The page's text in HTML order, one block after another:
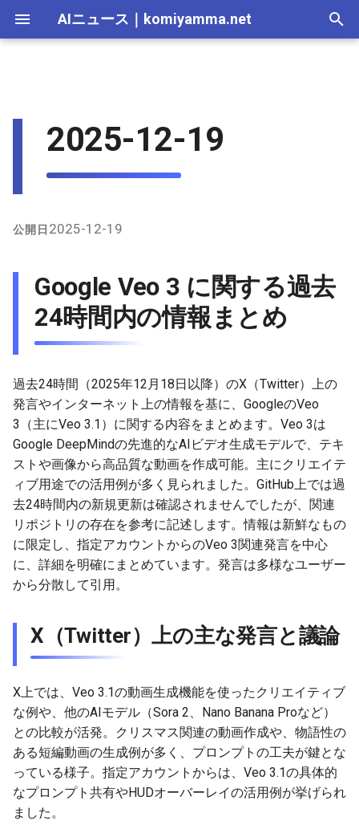
AIニュース komiyamma.net
a
l
s
e
r
h
2026-07-16
2026-07-12
2026-07-10
2026-07-09
2026-07-08
2026-07-07
2026-07-06
2026-07-04
2026-07-02
2026-07-01
2026-06-30
AI 総合｜2025年 2025-12-30
2025-12-26
2025-12-24
2025-12-23
2025-12-22
2025-12-21
2025-12-20
2025-12-18
2025-12-16
2025-12-15
2025-12-14
2026-07-16
2026-07-12
2026-07-10
2026-07-09
2026-07-08
2026-07-07
2026-07-06
2026-07-04
2026-07-02
2026-07-01
2026-06-30
生成AI｜2025年 2025-12-30
2025-12-26
2025-12-24
2025-12-23
2025-12-22
2025-12-21
2025-12-20
2025-12-18
2025-12-16
2025-12-15
2025-12-14
2026-07-05
2026-05-31
2026-05-17
2026-05-10
2026-05-03
2026-04-26
2026-04-19
2026-07-10
2026-06-12
2026-07-05
2026-06-07
2026-05-24
2026-05-17
2026-05-10
2026-05-03
2026-04-26
2026-04-12
2026-03-29
2026-03-22
2026-03-15
エディタ－｜2025年 2025-12-21
2025-11-30
2025-11-16
2025-11-09
2025-11-02
2025-10-26
2025-10-19
2025-10-05
2025-09-28
2025-09-24
2025-09-21
2026-07-05
2026-06-07
2026-05-24
2026-05-17
2026-05-10
2026-05-03
2026-04-26
2026-04-12
2026-03-29
2026-03-22
2026-03-15
2026-07-05
2026-06-07
2026-05-24
2026-05-17
2026-05-10
2026-05-03
2026-04-26
2026-04-12
2026-03-29
2026-03-22
2026-03-15
MCP｜2025年 2025-12-21
2025-11-23
2025-11-09
2025-11-02
2025-10-26
2025-10-19
2025-10-12
2025-10-04
2026-07-16
2026-07-12
2026-07-10
2026-07-09
2026-07-08
2026-07-07
2026-07-05
2026-07-03
2026-07-01
2026-06-30
2026-06-29
Nano Banana｜2025年 2025-12-30
2025-12-26
2025-12-24
2025-12-23
2025-12-22
2025-12-21
2025-12-20
2025-12-18
2025-12-16
2025-12-15
2025-12-14
2026-07-05
2026-06-07
2026-05-24
2026-05-17
2026-05-10
2026-05-03
2026-04-26
2026-04-12
2026-03-29
2026-03-22
2026-03-15
Adobe Firefly｜2025年 2025-12-21
2025-11-23
2025-11-09
2025-11-02
2025-10-26
2025-10-19
2025-10-12
2025-10-02
2025-09-23
2026-07-05
2026-06-14
2026-07-05
2026-06-07
2026-05-10
2026-05-03
2026-04-26
2026-04-19
2026-04-12
2026-04-05
2026-03-22
2026-03-15
2026-03-08
2026-07-16
2026-07-14
2026-07-12
2026-07-11
2026-07-09
2026-07-08
2026-07-07
2026-07-06
2026-07-05
2026-07-04
2026-07-03
2026-07-02
2026-07-01
2026-06-30
2026-06-28
2026-06-26
24時間内の情報まとめ
インターネット上（特に
2026-07-05
2026-06-07
2026-05-24
2026-05-17
2026-05-10
2026-05-03
2026-04-26
2026-04-12
2026-03-29
2026-03-22
2026-03-15
Suno｜2025年 2025-12-21
2026-07-15
2026-07-11
2026-07-09
2026-07-08
2026-07-07
2026-07-06
2026-07-05
2026-07-03
2026-07-01
2026-06-30
2026-06-29
2026-07-04
2026-06-10
2026-05-30
2026-05-23
2026-05-19
2026-05-18
2026-07-04
2026-06-06
2026-05-23
2026-05-19
2026-07-15
2026-07-11
2026-07-08
2026-07-07
2026-07-06
2026-07-05
2026-07-04
2026-07-01
2026-06-29
2026-06-28
2026-06-25
2026-07-05
2026-06-07
2026-05-24
2026-05-17
2026-05-10
2026-05-03
2026-04-26
2026-04-12
2026-03-30
2025-12-19
公開日 2025-12-19
Google Veo 3 に関する過去
24時間内の情報まとめ
過去24時間（2025年12月18日以降）のX（Twitter）上の
発言やインターネット上の情報を基に、GoogleのVeo
3（主にVeo 3.1）に関する内容をまとめます。Veo 3は
Google DeepMindの先進的なAIビデオ生成モデルで、テキ
ストや画像から高品質な動画を作成可能。主にクリエイテ
ィブ用途での活用例が多く見られました。GitHub上では過
去24時間内の新規更新は確認されませんでしたが、関連
リポジトリの存在を参考に記述します。情報は新鮮なもの
に限定し、指定アカウントからのVeo 3関連発言を中心
に、詳細を明確にまとめています。発言は多様なユーザー
から分散して引用。
X（Twitter）上の主な発言と議論
X上では、Veo 3.1の動画生成機能を使ったクリエイティブ
な例や、他のAIモデル（Sora 2、Nano Banana Proなど）
との比較が活発。クリスマス関連の動画作成や、物語性の
ある短編動画の生成例が多く、プロンプトの工夫が鍵とな
っている様子。指定アカウントからは、Veo 3.1の具体的
なプロンプト共有やHUDオーバーレイの活用例が挙げられ
ました。